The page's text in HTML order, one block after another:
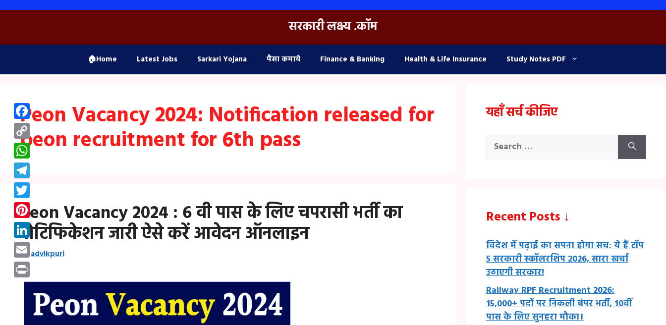
Skip
सरकारी लक्ष्य .कॉम
🏠Home Latest Jobs Sarkari Yojana पैसा कमाये Finance & Banking Health & Life Insurance Study Notes PDF
Peon Vacancy 2024: Notification released for
peon recruitment for 6th pass
Peon Vacancy 2024 : 6 वी पास के लिए चपरासी भर्ती का
नोटिफिकेशन जारी ऐसे करें आवेदन ऑनलाइन
byadvikpuri
यहाँ सर्च कीजिए
Search
Recent Posts ↓
विदेश में पढ़ाई का सपना होगा सच: ये हैं टॉप
5 सरकारी स्कॉलरशिप 2026, सारा खर्चा
उठाएगी सरकार!
Railway RPF Recruitment 2026:
15,000+ पदों पर निकली बंपर भर्ती, 10वीं
पास के लिए सुनहरा मौका।
Facebook
Copy
Link
WhatsApp
Telegram
Twitter
Pinterest
LinkedIn
Email
Print